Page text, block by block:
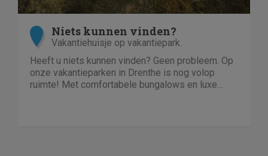
Niets kunnen vinden?
Vakantiehuisje op vakantiepark.
Heeft u niets kunnen vinden? Geen probleem. Op
onze vakantieparken in Drenthe is nog volop
ruimte! Met comfortabele bungalows en luxe